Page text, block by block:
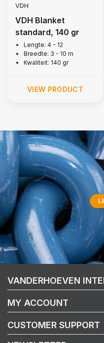
VDH
VDH Blanket
standard, 140 gr
Lengte: 4 - 12
Breedte: 3 - 10 m
Kwaliteit: 140 gr
VIEW PRODUCT
VANDERHOEVEN
MY ACCOUNT
CUSTOMER SUPPORT